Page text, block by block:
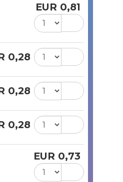
EUR 0,81
0,28
0,28
0,28
EUR 0,73